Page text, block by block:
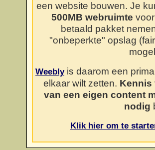
een website bouwen. Je
500MB webruimte
betaald pakket
"onbeperkte" opslag
Weeblyis daarom een
elkaar wilt zetten. Kennis
van een eigen content
nodig
Klik hier om te